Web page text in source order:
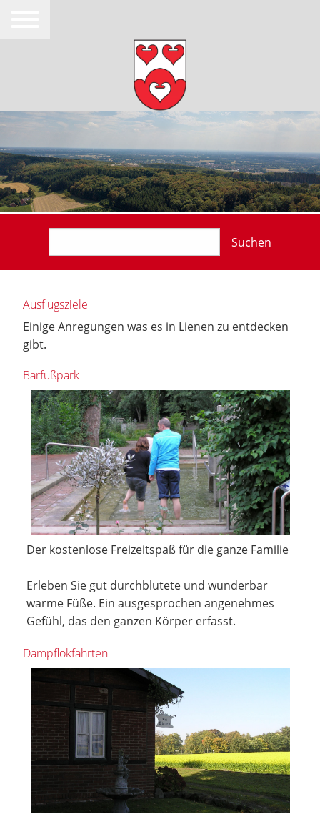
Suchen
Ausflugsziele
Einige Anregungen was es in Lienen zu entdecken
gibt.
Barfußpark
Der kostenlose Freizeitspaß für die ganze Familie
Erleben Sie gut durchblutete und wunderbar
warme Füße. Ein ausgesprochen angenehmes
Gefühl, das den ganzen Körper erfasst.
Dampflokfahrten